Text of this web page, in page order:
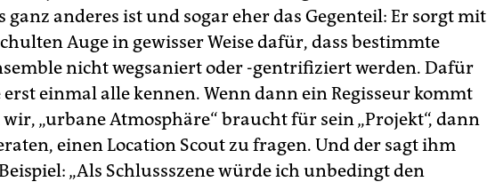
ganz anderes ist und sogar eher das Gegenteil: Er sorgt mit
Auge in gewisser Weise dafür, dass bestimmte
nicht wegsaniert oder -gentrifiziert werden. Dafür
erst einmal alle kennen. Wenn dann ein Regisseur kommt
„urbane Atmosphäre“ braucht für sein „Projekt“, dann
einen Location Scout zu fragen. Und der sagt ihm
„Als Schlussszene würde ich unbedingt den